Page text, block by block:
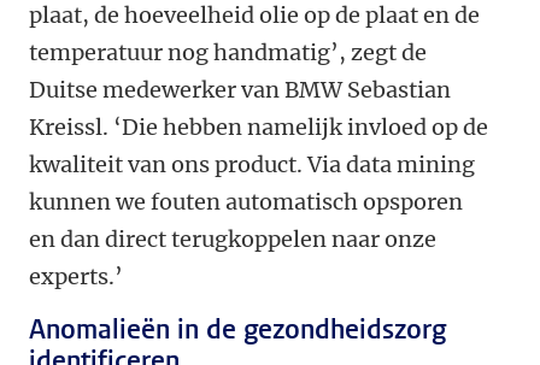
plaat, de hoeveelheid olie op de plaat en de
temperatuur nog handmatig’, zegt de
Duitse medewerker van BMW Sebastian
Kreissl. ‘Die hebben namelijk invloed op de
kwaliteit van ons product. Via data mining
kunnen we fouten automatisch opsporen
en dan direct terugkoppelen naar onze
experts.’
Anomalieën in de gezondheidszorg